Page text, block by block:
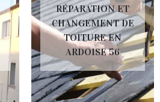
RÉPARATION ET
CHANGEMENT DE
TOITURE EN
ARDOISE 56